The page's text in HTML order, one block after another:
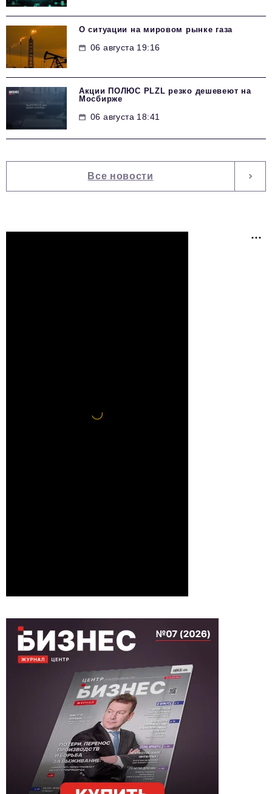
О ситуации на мировом рынке газа
06 августа 19:16
Акции ПОЛЮС PLZL резко дешевеют на
Мосбирже
06 августа 18:41
Все новости